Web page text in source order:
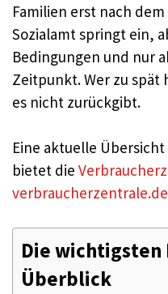
Familien erst nach
Sozialamt springt ein,
Bedingungen und nur
Zeitpunkt. Wer zu
es nicht zurückgibt.
Eine aktuelle
bietet die
Die wichtigsten
Überblick